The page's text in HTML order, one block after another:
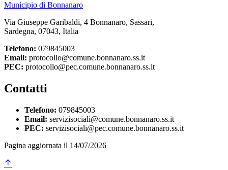
Municipio di Bonnanaro
Via Giuseppe Garibaldi, 4 Bonnanaro, Sassari,
Sardegna, 07043, Italia
Telefono: 079845003
Email: protocollo@comune.bonnanaro.ss.it
PEC: protocollo@pec.comune.bonnanaro.ss.it
Contatti
Telefono: 079845003
Email: servizisociali@comune.bonnanaro.ss.it
PEC: servizisociali@pec.comune.bonnanaro.ss.it
Pagina aggiornata il 14/07/2026